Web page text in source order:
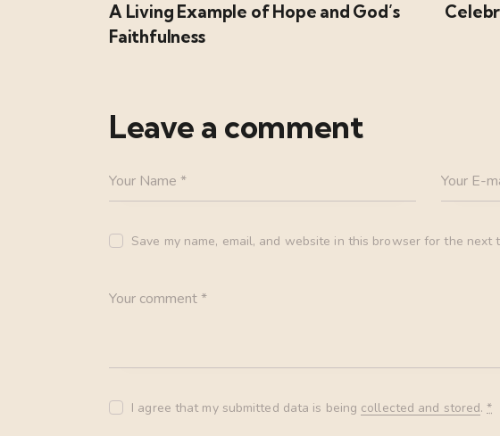
A Living Example of Hope and God’s
Faithfulness
Leave a comment
Save my name, email, and website in this browser for the next
I agree that my submitted data is being collected and stored.*